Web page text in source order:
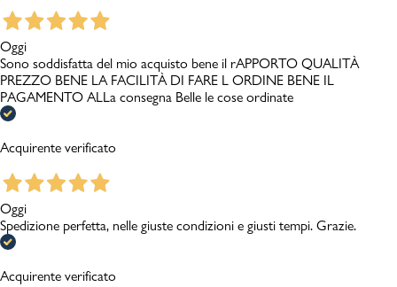
Oggi
Sono soddisfatta del mio acquisto bene il rAPPORTO QUALITÀ
PREZZO BENE LA FACILITÀ DI FARE L ORDINE BENE IL
PAGAMENTO ALLa consegna Belle le cose ordinate
Acquirente verificato
Oggi
Spedizione perfetta, nelle giuste condizioni e giusti tempi. Grazie.
Acquirente verificato